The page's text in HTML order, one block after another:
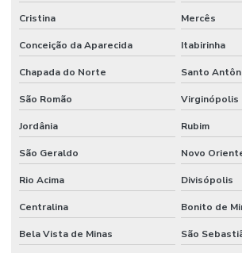
Cristina Mercês
Conceição da Aparecida Itabirinha
Chapada do Norte Santo
São Romão Virginópolis
Jordânia Rubim
São Geraldo Novo
Rio Acima Divisópolis
Centralina Bonito de
Bela Vista de Minas São